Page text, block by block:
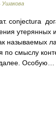
Ушакова
conjectura
утерянных
называемых
по смыслу
далее.